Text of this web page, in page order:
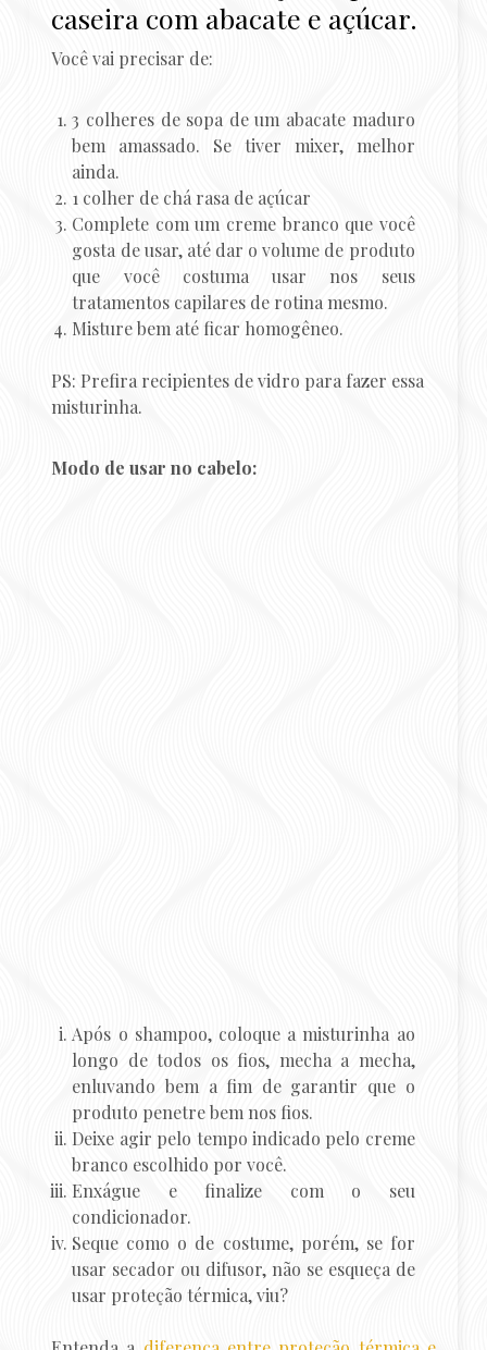
caseira com abacate e açúcar.
Você vai precisar de:
3 colheres de sopa de um abacate maduro
bem amassado. Se tiver mixer, melhor
ainda.
1 colher de chá rasa de açúcar
Complete com um creme branco que você
gosta de usar, até dar o volume de produto
que você costuma usar nos seus
tratamentos capilares de rotina mesmo.
Misture bem até ficar homogêneo.
PS: Prefira recipientes de vidro para fazer essa
misturinha.
Modo de usar no cabelo:
Após o shampoo, coloque a misturinha ao
longo de todos os fios, mecha a mecha,
enluvando bem a fim de garantir que o
produto penetre bem nos fios.
Deixe agir pelo tempo indicado pelo creme
branco escolhido por você.
Enxágue e finalize com o seu
condicionador.
Seque como o de costume, porém, se for
usar secador ou difusor, não se esqueça de
usar proteção térmica, viu?